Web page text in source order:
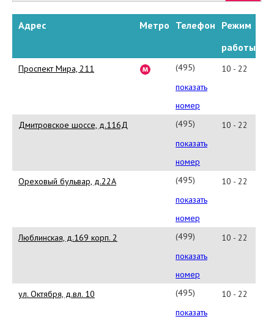
Адрес Метро Телефон Режим
работы
Проспект Мира, 211
(495)665-
14-
09
показать
номер
10 - 22
Дмитровское шоссе, д.116Д
(495)642-
35-
72
показать
номер
10 - 22
Ореховый бульвар, д.22А
(495)221-
63-
17
показать
номер
10 - 22
Люблинская, д.169 корп. 2
(499)922-
22-
23
показать
номер
10 - 22
ул. Октября, д.вл. 10
(495)967-
75-
показать
10 - 22